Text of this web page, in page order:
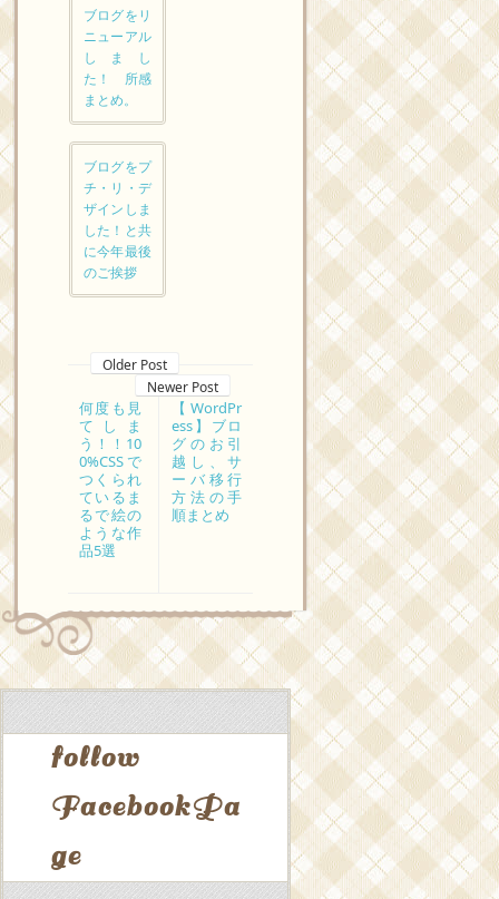
ブログをリ
ニューアル
しまし
た！ 所感
まとめ。
ブログをプ
チ・リ・デ
ザインしま
した！と共
に今年最後
のご挨拶
Older Post
Newer Post
【WordPr
ess】ブロ
グのお引
越し、サ
ーバ移行
方法の手
順まとめ
何度も見
てしま
う！！10
0%CSSで
つくられ
ているま
るで絵の
ような作
品5選
follow
FacebookPa
ge